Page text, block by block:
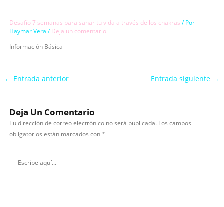
contenido
Desafío 7 semanas para sanar tu vida a través de los chakras / Por
Haymar Vera /Deja un comentario
Información Básica
← Entrada anterior Entrada siguiente →
Deja Un Comentario
Tu dirección de correo electrónico no será publicada. Los campos
obligatorios están marcados con*